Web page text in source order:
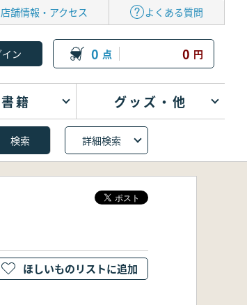
店舗情報・アクセス よくある質問
0 点 0 円
籍 グッズ・他
詳細検索
ほしいものリストに追加